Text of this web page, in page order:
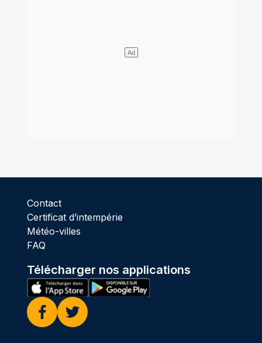
Contact
Certificat d’intempérie
Météo-villes
FAQ
Télécharger nos applications
Facebook
Twitter